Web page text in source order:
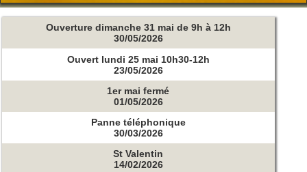
Ouverture dimanche 31 mai de 9h à 12h
30/05/2026
Ouvert lundi 25 mai 10h30-12h
23/05/2026
1er mai fermé
01/05/2026
Panne téléphonique
30/03/2026
St Valentin
14/02/2026